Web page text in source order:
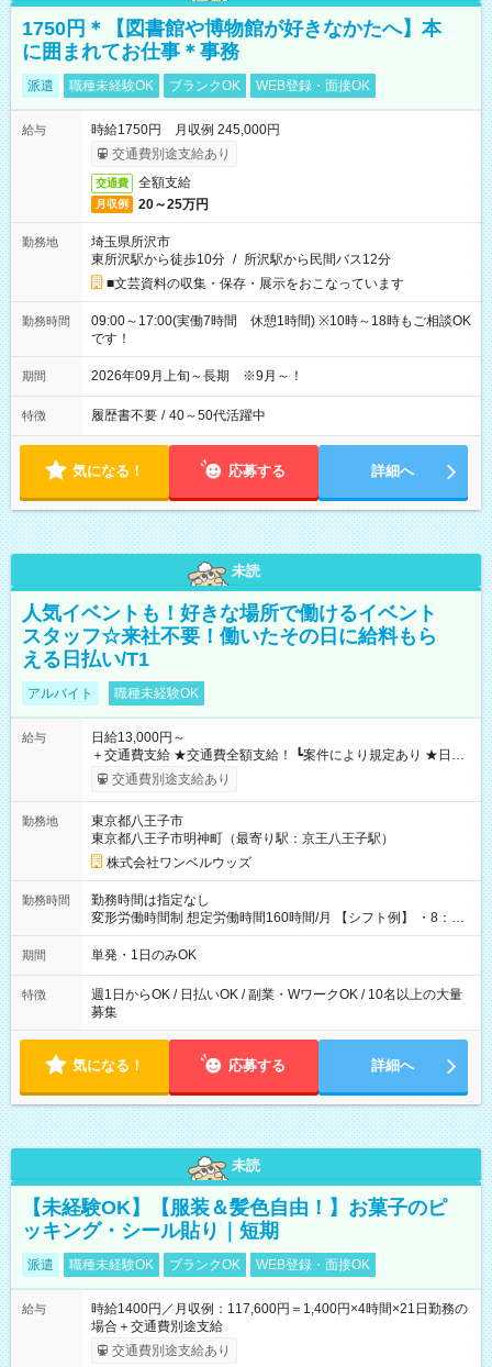
1750円＊【図書館や博物館が好きなかたへ】本
に囲まれてお仕事＊事務
派遣 職種未経験OK ブランクOK WEB登録・面接OK
給与
時給1750円 月収例 245,000円
交通費別途支給あり
交通費 全額支給
月収例 20～25万円
勤務地
埼玉県所沢市
東所沢駅から徒歩10分 / 所沢駅から民間バス12分
■文芸資料の収集・保存・展示をおこなっています
勤務時間
09:00～17:00(実働7時間 休憩1時間) ※10時～18時もご相談OK
です！
期間 2026年09月上旬～長期 ※9月～！
特徴 履歴書不要 / 40～50代活躍中
気になる！ 応募する 詳細へ
未読
人気イベントも！好きな場所で働けるイベント
スタッフ☆来社不要！働いたその日に給料もら
える日払い/T1
アルバイト 職種未経験OK
給与
日給13,000円～
＋交通費支給 ★交通費全額支給！ ┗案件により規定あり ★日払
いOK！（規定あり） ┗働いたその日に現金GET♪ お仕事後はコ
ンビニATMから 日払い分を引き落とせます！ 【試用期間】試
交通費別途支給あり
勤務地
東京都八王子市
東京都八王子市明神町（最寄り駅：京王八王子駅）
株式会社ワンベルウッズ
勤務時間
勤務時間は指定なし
変形労働時間制 想定労働時間160時間/月 【シフト例】 ・8：00
～21：00
期間 単発・1日のみOK
特徴
週1日からOK / 日払いOK / 副業・WワークOK / 10名以上の大量
募集
気になる！ 応募する 詳細へ
未読
【未経験OK】【服装＆髪色自由！】お菓子のピ
ッキング・シール貼り｜短期
派遣 職種未経験OK ブランクOK WEB登録・面接OK
給与
時給1400円／月収例：117,600円＝1,400円×4時間×21日勤務の
場合＋交通費別途支給
交通費別途支給あり